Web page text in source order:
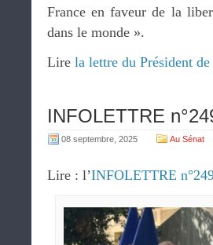
France en faveur de la
dans le monde ».
Lire la lettre du Président
INFOLETTRE
08 septembre, 2025 Au Sénat
Lire : l’INFOLETTRE